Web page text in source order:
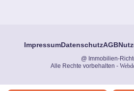
ImpressumDatenschutzAGB
@ Immobilien-
Alle Rechte vorbehalten -